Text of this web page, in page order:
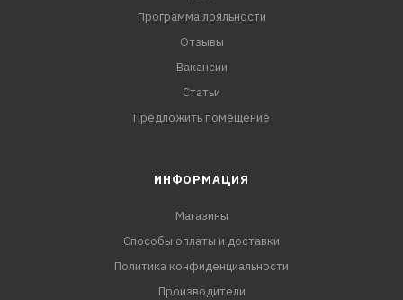
Программа лояльности
Отзывы
Вакансии
Статьи
Предложить помещение
ИНФОРМАЦИЯ
Магазины
Способы оплаты и доставки
Политика конфиденциальности
Производители